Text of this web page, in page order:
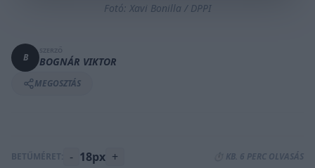
Fotó: Xavi Bonilla / DPPI
B BOGNÁR VIKTOR
MEGOSZTÁS
BETŰMÉRET: - 18px + ⏱️ KB. 6 PERC OLVASÁS